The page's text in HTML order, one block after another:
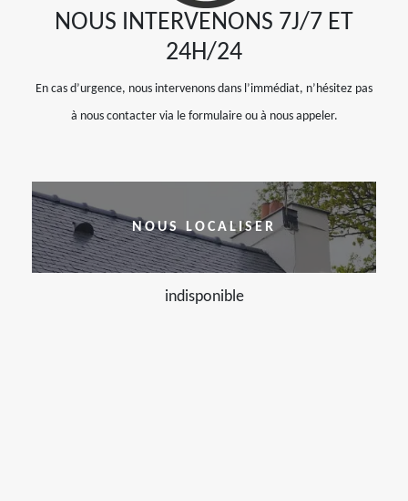
NOUS INTERVENONS 7J/7 ET
24H/24
En cas d’urgence, nous intervenons dans l’immédiat, n’hésitez pas
à nous contacter via le formulaire ou à nous appeler.
NOUS LOCALISER
indisponible